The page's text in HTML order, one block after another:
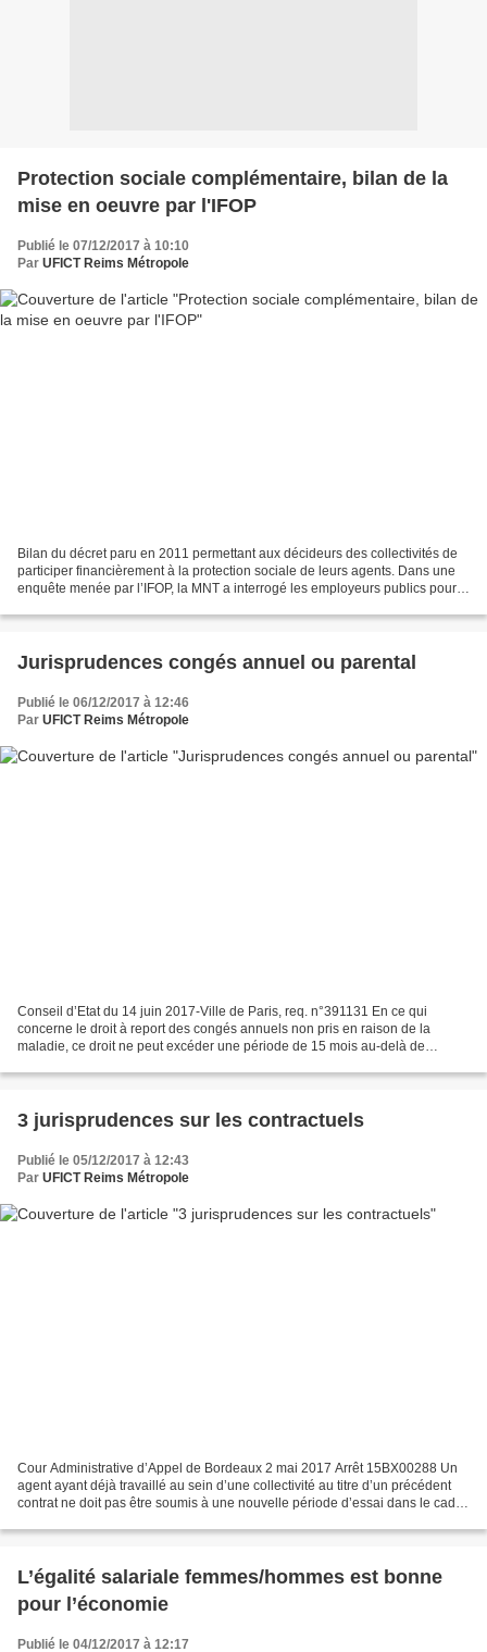
Protection sociale complémentaire, bilan de la
mise en oeuvre par l'IFOP
Publié le 07/12/2017 à 10:10
Par UFICT Reims Métropole
Bilan du décret paru en 2011 permettant aux décideurs des collectivités de
participer financièrement à la protection sociale de leurs agents. Dans une
enquête menée par l’IFOP, la MNT a interrogé les employeurs publics pour
Jurisprudences congés annuel ou parental
Publié le 06/12/2017 à 12:46
Par UFICT Reims Métropole
Conseil d’Etat du 14 juin 2017-Ville de Paris, req. n°391131 En ce qui
concerne le droit à report des congés annuels non pris en raison de la
maladie, ce droit ne peut excéder une période de 15 mois au-delà de
3 jurisprudences sur les contractuels
Publié le 05/12/2017 à 12:43
Par UFICT Reims Métropole
Cour Administrative d’Appel de Bordeaux 2 mai 2017 Arrêt 15BX00288 Un
agent ayant déjà travaillé au sein d’une collectivité au titre d’un précédent
contrat ne doit pas être soumis à une nouvelle période d’essai dans le cadre
L’égalité salariale femmes/hommes est bonne
pour l’économie
Publié le 04/12/2017 à 12:17